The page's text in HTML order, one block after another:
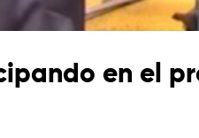
en el